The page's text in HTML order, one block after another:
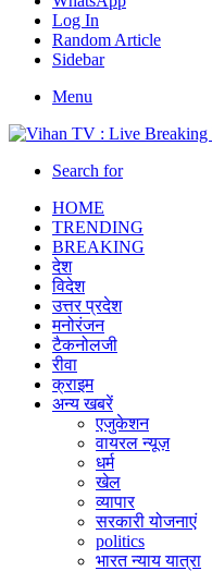
Log In
Random Article
Sidebar
Menu
Search for
HOME
TRENDING
BREAKING
देश
विदेश
उत्तर प्रदेश
मनोरंजन
टैकनोलजी
रीवा
क्राइम
अन्य खबरें
एजुकेशन
वायरल न्यूज़
धर्म
खेल
व्यापार
सरकारी योजनाएं
politics
भारत न्याय यात्रा